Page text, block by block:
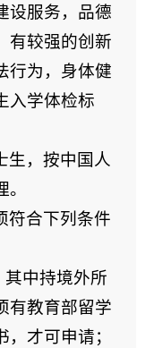
设服务，品德
有较强的创新
行为，身体健
入学体检标
生，按中国人
符合下列条件
中持境外所
有教育部留学
才可申请；